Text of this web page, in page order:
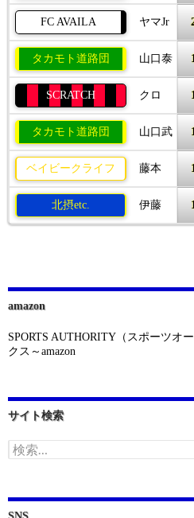
FC AVAILA ヤマJr
タカモト道路団 山口泰
SCRATCH クロ
タカモト道路団 山口武
ベイビークライフ 藤本
北摂etc. 伊藤
amazon
SPORTS AUTHORITY（スポーツオ
クス～amazon
サイト検索
検
索: